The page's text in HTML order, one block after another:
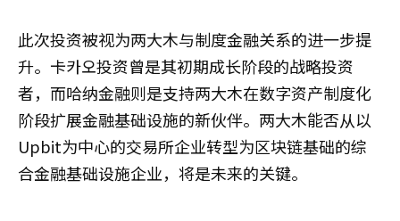
此次投资被视为两大木与制度金融关系的进一步提
升。卡카오投资曾是其初期成长阶段的战略投资
者，而哈纳金融则是支持两大木在数字资产制度化
阶段扩展金融基础设施的新伙伴。两大木能否从以
Upbit为中心的交易所企业转型为区块链基础的综
合金融基础设施企业，将是未来的关键。